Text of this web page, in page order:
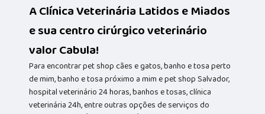
A Clínica Veterinária Latidos e Miados
e sua centro cirúrgico veterinário
valor Cabula!
Para encontrar pet shop cães e gatos, banho e tosa perto
de mim, banho e tosa próximo a mim e pet shop Salvador,
hospital veterinário 24 horas, banhos e tosas, clínica
veterinária 24h, entre outras opções de serviços do